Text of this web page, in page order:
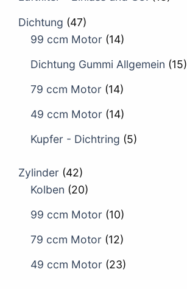
Dichtung (47)
99 ccm Motor (14)
Dichtung Gummi Allgemein (15)
79 ccm Motor (14)
49 ccm Motor (14)
Kupfer - Dichtring (5)
Zylinder (42)
Kolben (20)
99 ccm Motor (10)
79 ccm Motor (12)
49 ccm Motor (23)